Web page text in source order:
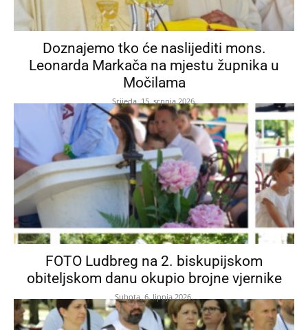
Doznajemo tko će naslijediti mons.
Leonarda Markača na mjestu župnika u
Močilama
Srijeda, 15. srpnja 2026.
FOTO Ludbreg na 2. biskupijskom
obiteljskom danu okupio brojne vjernike
Subota, 6. lipnja 2026.